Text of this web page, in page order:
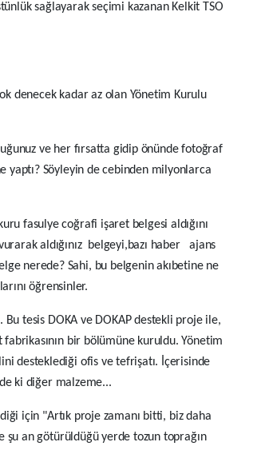
sağlayarak seçimi kazanan Kelkit TSO
denecek kadar az olan Yönetim Kurulu
ve her fırsatta gidip önünde fotoğraf
Söyleyin de cebinden milyonlarca
fasulye coğrafi işaret belgesi aldığını
aldığınız belgeyi,bazı haber ajans
nerede? Sahi, bu belgenin akıbetine ne
öğrensinler.
tesis DOKA ve DOKAP destekli proje ile,
fabrikasının bir bölümüne kuruldu. Yönetim
desteklediği ofis ve tefrişatı. İçerisinde
ki diğer malzeme...
için "Artık proje zamanı bitti, biz daha
şu an götürüldüğü yerde tozun toprağın